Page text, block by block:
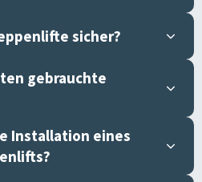
sicher?
gebrauchte
Installation eines